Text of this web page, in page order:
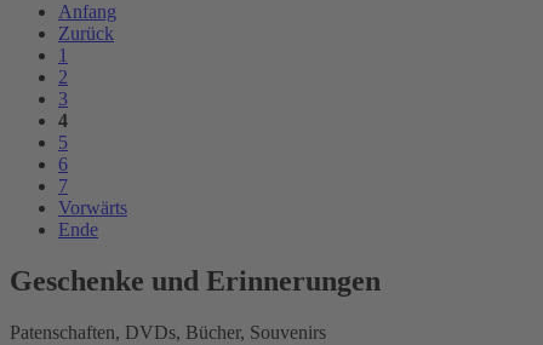
Anfang
Zurück
1
2
3
4
5
6
7
Vorwärts
Ende
Geschenke und Erinnerungen
Patenschaften, DVDs, Bücher, Souvenirs